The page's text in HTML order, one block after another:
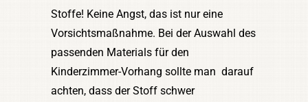
Stoffe! Keine Angst, das ist nur eine
Vorsichtsmaßnahme. Bei der Auswahl des
passenden Materials für den
Kinderzimmer-Vorhang sollte man darauf
achten, dass der Stoff schwer